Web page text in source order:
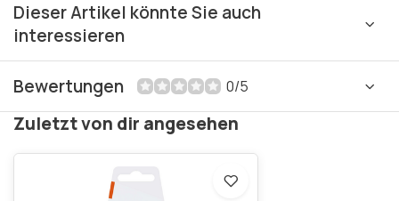
Dieser Artikel könnte Sie auch
interessieren
Bewertungen 0/5
Zuletzt von dir angesehen